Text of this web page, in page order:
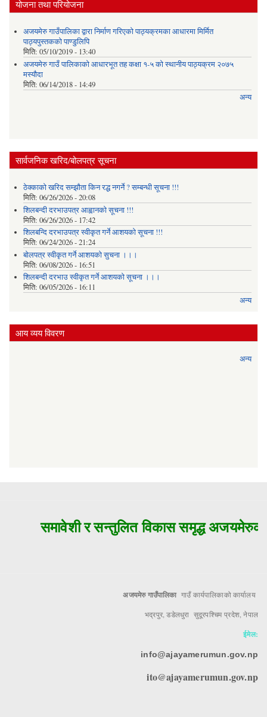
योजना तथा परियोजना
अजयमेरु गाउँपालिका द्वारा निर्माण गरिएको पाठ्यक्रमका आधारमा मिर्मित
पाठ्यपुस्तकको पाण्डुलिपि
मिति: 05/10/2019 - 13:40
अजयमेरु गाउँ पालिकाको आधारभूत तह कक्षा १-५ को स्थानीय पाठ्यक्रम २०७५
मस्यौदा
मिति: 06/14/2018 - 14:49
अन्य
सार्वजनिक खरिद/बोलपत्र सूचना
ठेक्काको खरिद सम्झौता किन रद्ध नगर्ने ? सम्बन्धी सूचना !!!
मिति: 06/26/2026 - 20:08
शिलबन्दी दरभाउपत्र आह्वानको सूचना !!!
मिति: 06/26/2026 - 17:42
शिलबन्दि दरभाउपत्र स्वीकृत गर्ने आशयकाे सूचना !!!
मिति: 06/24/2026 - 21:24
बोलपत्र स्वीकृत गर्ने आशयको सुचना ।।।
मिति: 06/08/2026 - 16:51
शिलबन्दी दरभाउ स्वीकृत गर्ने आशयको सूचना ।।।
मिति: 06/05/2026 - 16:11
अन्य
आय व्यय विवरण
अन्य
समावेशी र सन्तुलित विकास समृद्ध
अजयमेरु गाउँपालिका गाउँ कार्यपालिकाको कार्यालय
भद्रपुर, डडेलधुरा सुदूरपश्चिम प्रदेश, नेपाल
ईमेल:
info@ajayamerumun.gov.np
ito@ajayamerumun.gov.np